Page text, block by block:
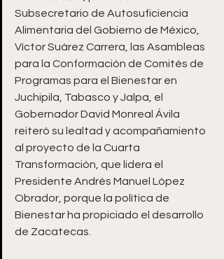
Subsecretario de Autosuficiencia
Alimentaria del Gobierno de México,
Víctor Suárez Carrera, las Asambleas
para la Conformación de Comités de
Programas para el Bienestar en
Juchipila, Tabasco y Jalpa, el
Gobernador David Monreal Ávila
reiteró su lealtad y acompañamiento
al proyecto de la Cuarta
Transformación, que lidera el
Presidente Andrés Manuel López
Obrador, porque la política de
Bienestar ha propiciado el desarrollo
de Zacatecas.